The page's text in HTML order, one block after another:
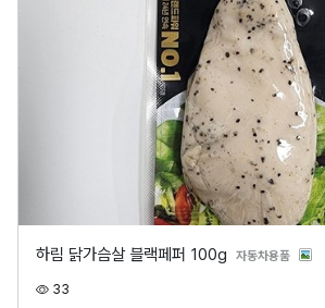
하림 닭가슴살 블랙페퍼 100g 자동차용품분류
33